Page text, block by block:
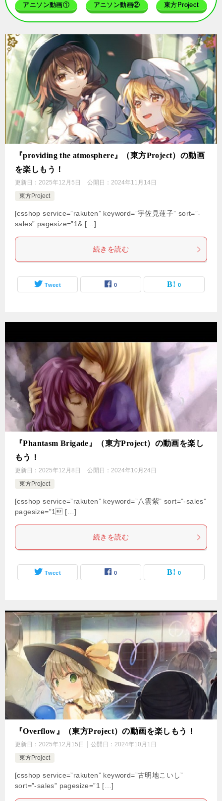
アニソン動画① アニソン動画② 東方Project
『providing the atmosphere』（東方Project）の動画
を楽しもう！
更新日： 2025年12月5日 公開日： 2024年11月14日
東方Project
[csshop service=”rakuten” keyword=”宇佐見蓮子” sort=”-
sales” pagesize=”1& […]
続きを読む
Tweet 0 0
『Phantasm Brigade』（東方Project）の動画を楽し
もう！
更新日： 2025年12月8日 公開日： 2024年10月24日
東方Project
[csshop service=”rakuten” keyword=”八雲紫” sort=”-sales”
pagesize=”1 […]
続きを読む
Tweet 0 0
『Overflow』（東方Project）の動画を楽しもう！
更新日： 2025年12月15日 公開日： 2024年10月1日
東方Project
[csshop service=”rakuten” keyword=”古明地こいし”
sort=”-sales” pagesize=”1 […]